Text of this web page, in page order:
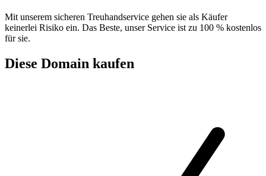
Mit unserem sicheren Treuhandservice gehen sie als Käufer
keinerlei Risiko ein. Das Beste, unser Service ist zu 100 % kostenlos
für sie.
Diese Domain kaufen